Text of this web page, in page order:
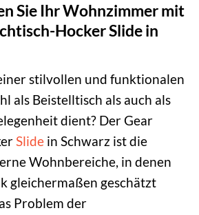
Sie Ihr Wohnzimmer mit
Hocker Slide in
stilvollen und funktionalen
als Beistelltisch als auch als
dient? Der Gear
Slide in Schwarz ist die
Wohnbereiche, in denen
gleichermaßen geschätzt
Problem der